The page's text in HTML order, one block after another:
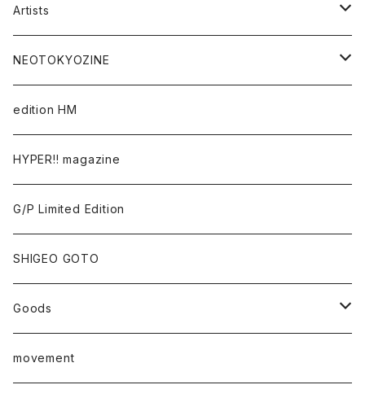
Artists
Takaaki Akashi
Kenta Cobayashi
Tomoo Gokita
Yutaka Hashimura
Mayumi Hosokura
Keiji Ito
junaida
NEOTOKYOZINE
BROKEN MIRRORS
TOKYO FRONTLINE PHOTO AWARD
edition HM
HYPER!! magazine
G/P Limited Edition
SHIGEO GOTO
Goods
T-shirt
movement